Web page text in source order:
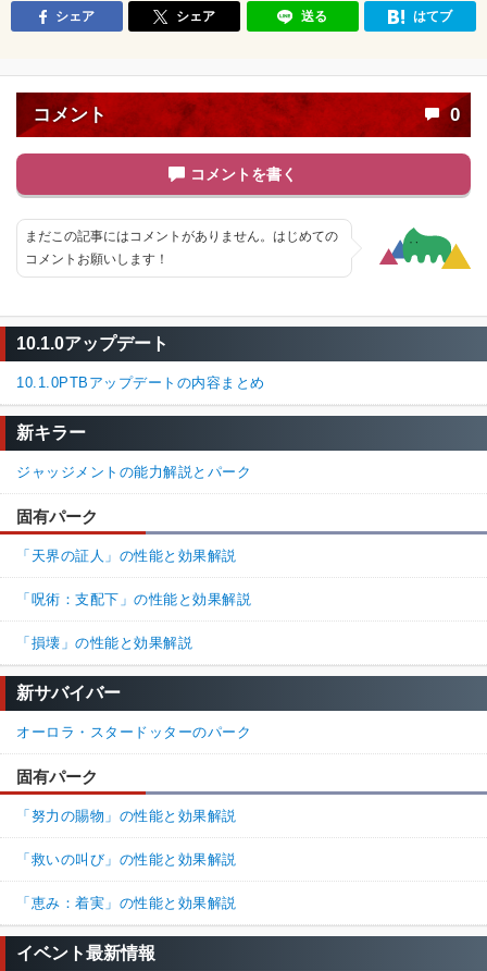
シェア シェア 送る はてブ
コメント 0
コメントを書く
まだこの記事にはコメントがありません。はじめての
コメントお願いします！
10.1.0アップデート
10.1.0PTBアップデートの内容まとめ
新キラー
ジャッジメントの能力解説とパーク
固有パーク
「天界の証人」の性能と効果解説
「呪術：支配下」の性能と効果解説
「損壊」の性能と効果解説
新サバイバー
オーロラ・スタードッターのパーク
固有パーク
「努力の賜物」の性能と効果解説
「救いの叫び」の性能と効果解説
「恵み：着実」の性能と効果解説
イベント最新情報